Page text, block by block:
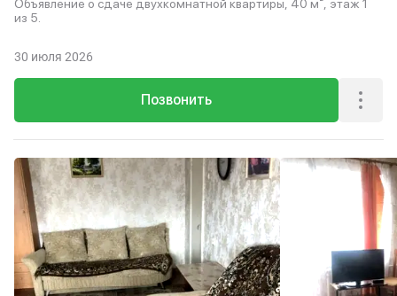
Объявление о сдаче двухкомнатной квартиры, 40 м², этаж 1
из 5.
Позвонить
30 июля 2026